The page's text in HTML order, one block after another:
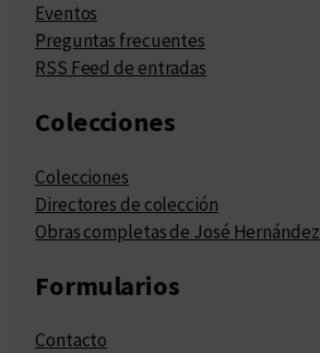
Eventos
Preguntas frecuentes
RSS Feed de entradas
Colecciones
Colecciones
Directores de colección
Obras completas de José Hernández
Formularios
Contacto